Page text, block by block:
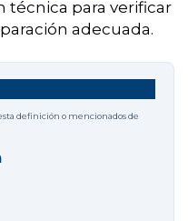
técnica para verificar
adecuada.
definición o mencionados de